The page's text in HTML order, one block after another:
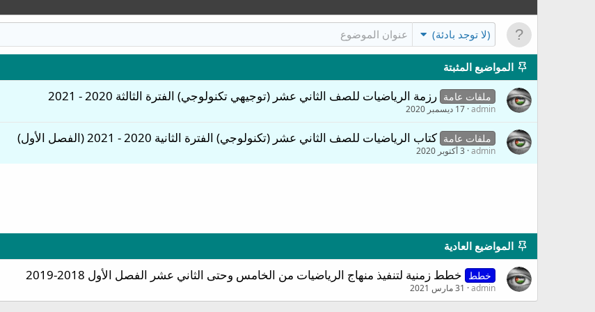
(لا توجد بادئة)
المواضيع المثبتة
ملفات عامة رزمة الرياضيات للصف الثاني عشر (توجيهي تكنولوجي) الفترة الثالثة 2020 - 2021
admin 17 ديسمبر 2020
ملفات عامة كتاب الرياضيات للصف الثاني عشر (تكنولوجي) الفترة الثانية 2020 - 2021 (الفصل الأول)
admin 3 أكتوبر 2020
المواضيع العادية
خطط خطط زمنية لتنفيذ منهاج الرياضيات من الخامس وحتى الثاني عشر الفصل الأول 2018-2019
admin 31 مارس 2021